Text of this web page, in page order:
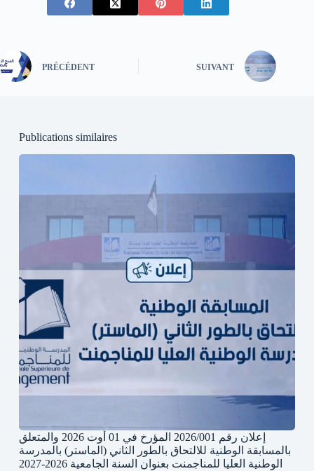
PRÉCÉDENT SUIVANT
Publications similaires
إعلان رقم 2026/001 المؤرخ في 01 أوت 2026 والمتعلق
بالمسابقة الوطنية للالتحاق بالطور الثاني (الماستر) بالمدرسة
الوطنية العليا للمناجمنت بعنوان السنة الجامعية 2026-2027